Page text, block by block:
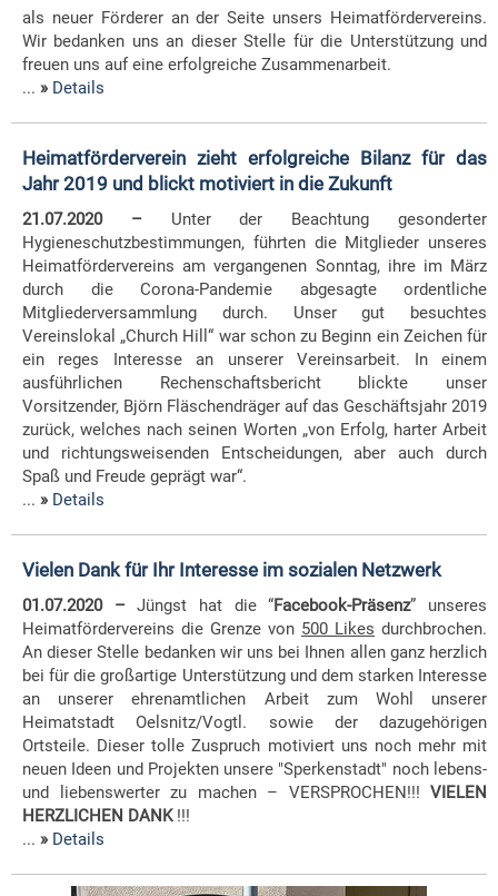
als neuer Förderer an der Seite unsers Heimatfördervereins.
Wir bedanken uns an dieser Stelle für die Unterstützung und
freuen uns auf eine erfolgreiche Zusammenarbeit.
... » Details
Heimatförderverein zieht erfolgreiche Bilanz für das
Jahr 2019 und blickt motiviert in die Zukunft
21.07.2020 –Unter der Beachtung gesonderter
Hygieneschutzbestimmungen, führten die Mitglieder unseres
Heimatfördervereins am vergangenen Sonntag, ihre im März
durch die Corona-Pandemie abgesagte ordentliche
Mitgliederversammlung durch. Unser gut besuchtes
Vereinslokal „Church Hill“ war schon zu Beginn ein Zeichen für
ein reges Interesse an unserer Vereinsarbeit. In einem
ausführlichen Rechenschaftsbericht blickte unser
Vorsitzender, Björn Fläschendräger auf das Geschäftsjahr 2019
zurück, welches nach seinen Worten „von Erfolg, harter Arbeit
und richtungsweisenden Entscheidungen, aber auch durch
Spaß und Freude geprägt war“.
... » Details
Vielen Dank für Ihr Interesse im sozialen Netzwerk
01.07.2020 –Jüngst hat die “Facebook-Präsenz” unseres
Heimatfördervereins die Grenze von 500 Likes durchbrochen.
An dieser Stelle bedanken wir uns bei Ihnen allen ganz herzlich
bei für die großartige Unterstützung und dem starken Interesse
an unserer ehrenamtlichen Arbeit zum Wohl unserer
Heimatstadt Oelsnitz/Vogtl. sowie der dazugehörigen
Ortsteile. Dieser tolle Zuspruch motiviert uns noch mehr mit
neuen Ideen und Projekten unsere "Sperkenstadt" noch lebens-
und liebenswerter zu machen – VERSPROCHEN!!! VIELEN
HERZLICHEN DANK !!!
... » Details